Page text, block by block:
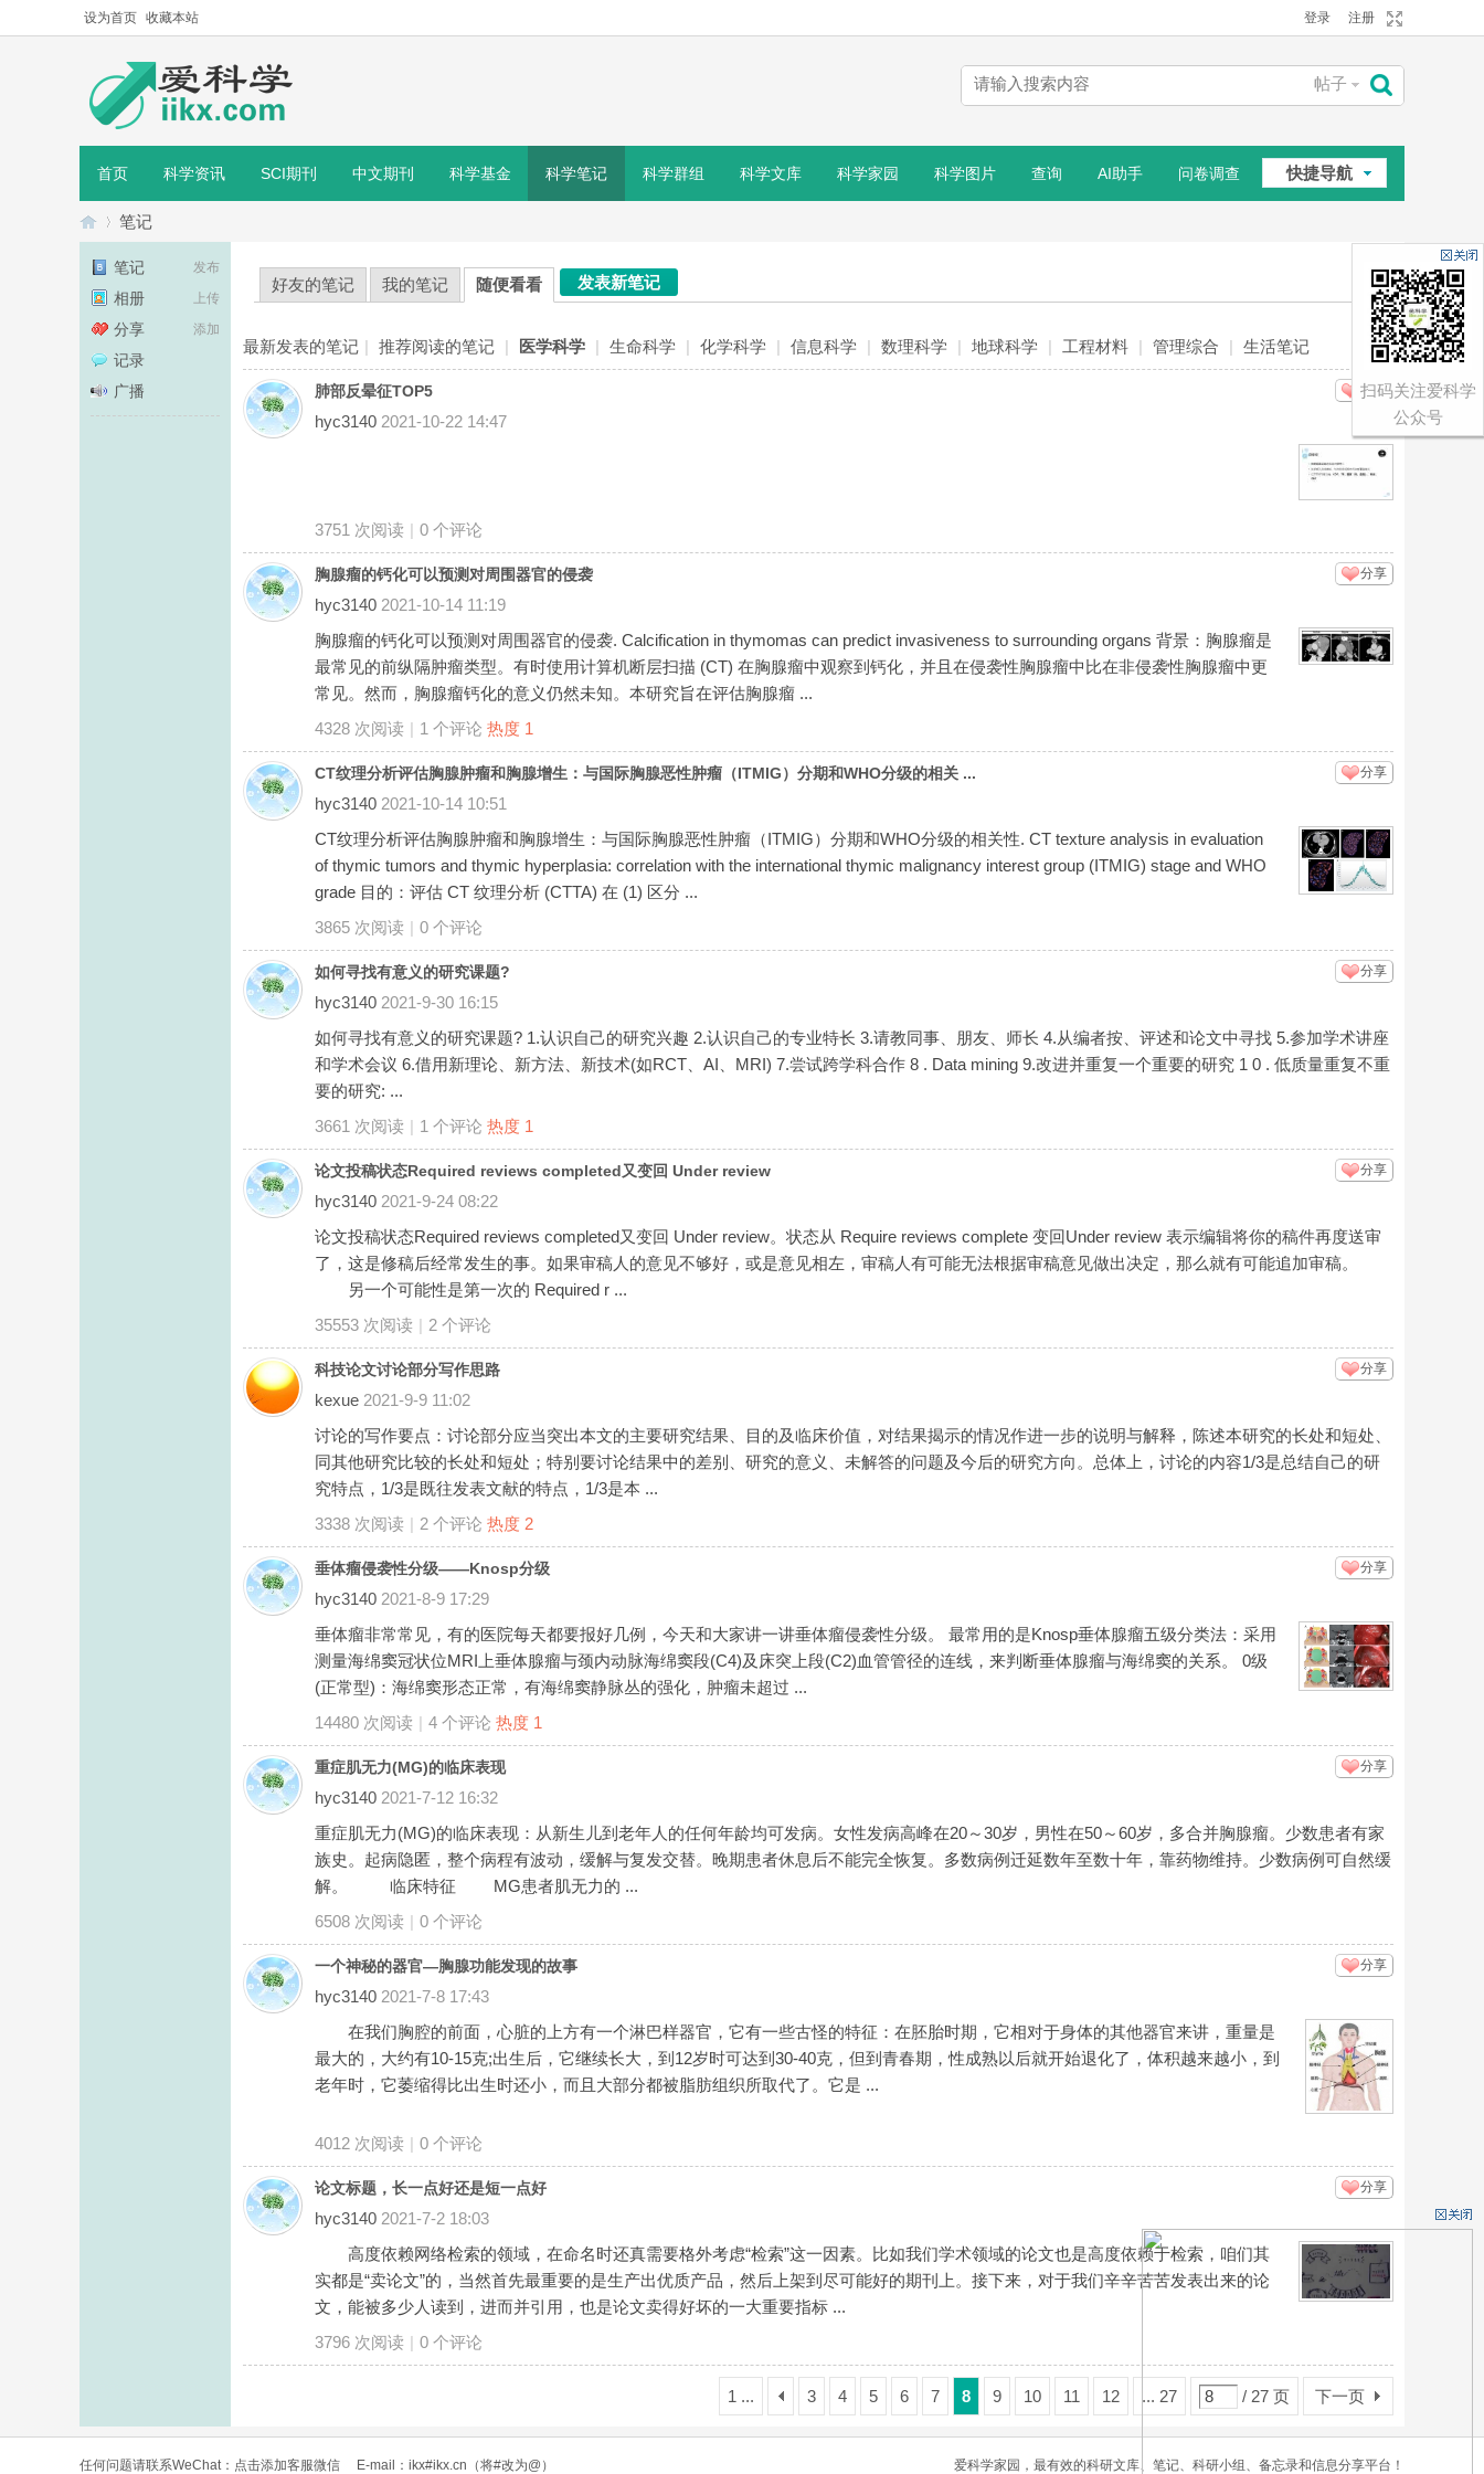
设为首页 收藏本站 登录 注册
帖子
快捷导航
首页 科学资讯 SCI期刊 中文期刊 科学基金 科学笔记 科学群组 科学文库 科学家园 科学图片 查询 AI助手 问卷调查
笔记
发布
笔记
上传
相册
添加
分享
记录
广播
好友的笔记 我的笔记 随便看看 发表新笔记
最新发表的笔记 | 推荐阅读的笔记 | 医学科学 | 生命科学 | 化学科学 | 信息科学 | 数理科学 | 地球科学 | 工程材料 | 管理综合 | 生活笔记
分享
肺部反晕征TOP5
hyc3140 2021-10-22 14:47
3751 次阅读 | 0 个评论
分享
胸腺瘤的钙化可以预测对周围器官的侵袭
hyc3140 2021-10-14 11:19
胸腺瘤的钙化可以预测对周围器官的侵袭. Calcification in thymomas can predict invasiveness to surrounding organs 背景：胸腺瘤是
最常见的前纵隔肿瘤类型。有时使用计算机断层扫描 (CT) 在胸腺瘤中观察到钙化，并且在侵袭性胸腺瘤中比在非侵袭性胸腺瘤中更
常见。然而，胸腺瘤钙化的意义仍然未知。本研究旨在评估胸腺瘤 ...
4328 次阅读 | 1 个评论 热度 1
分享
CT纹理分析评估胸腺肿瘤和胸腺增生：与国际胸腺恶性肿瘤（ITMIG）分期和WHO分级的相关 ...
hyc3140 2021-10-14 10:51
CT纹理分析评估胸腺肿瘤和胸腺增生：与国际胸腺恶性肿瘤（ITMIG）分期和WHO分级的相关性. CT texture analysis in evaluation
of thymic tumors and thymic hyperplasia: correlation with the international thymic malignancy interest group (ITMIG) stage and WHO
grade 目的：评估 CT 纹理分析 (CTTA) 在 (1) 区分 ...
3865 次阅读 | 0 个评论
分享
如何寻找有意义的研究课题?
hyc3140 2021-9-30 16:15
如何寻找有意义的研究课题? 1.认识自己的研究兴趣 2.认识自己的专业特长 3.请教同事、朋友、师长 4.从编者按、评述和论文中寻找 5.参加学术讲座
和学术会议 6.借用新理论、新方法、新技术(如RCT、AI、MRI) 7.尝试跨学科合作 8 . Data mining 9.改进并重复一个重要的研究 1 0 . 低质量重复不重
要的研究: ...
3661 次阅读 | 1 个评论 热度 1
分享
论文投稿状态Required reviews completed又变回 Under review
hyc3140 2021-9-24 08:22
论文投稿状态Required reviews completed又变回 Under review。状态从 Require reviews complete 变回Under review 表示编辑将你的稿件再度送审
了，这是修稿后经常发生的事。如果审稿人的意见不够好，或是意见相左，审稿人有可能无法根据审稿意见做出决定，那么就有可能追加审稿。
另一个可能性是第一次的 Required r ...
35553 次阅读 | 2 个评论
分享
科技论文讨论部分写作思路
kexue 2021-9-9 11:02
讨论的写作要点：讨论部分应当突出本文的主要研究结果、目的及临床价值，对结果揭示的情况作进一步的说明与解释，陈述本研究的长处和短处、
同其他研究比较的长处和短处；特别要讨论结果中的差别、研究的意义、未解答的问题及今后的研究方向。总体上，讨论的内容1/3是总结自己的研
究特点，1/3是既往发表文献的特点，1/3是本 ...
3338 次阅读 | 2 个评论 热度 2
分享
垂体瘤侵袭性分级——Knosp分级
hyc3140 2021-8-9 17:29
垂体瘤非常常见，有的医院每天都要报好几例，今天和大家讲一讲垂体瘤侵袭性分级。 最常用的是Knosp垂体腺瘤五级分类法：采用
测量海绵窦冠状位MRI上垂体腺瘤与颈内动脉海绵窦段(C4)及床突上段(C2)血管管径的连线，来判断垂体腺瘤与海绵窦的关系。 0级
(正常型)：海绵窦形态正常，有海绵窦静脉丛的强化，肿瘤未超过 ...
14480 次阅读 | 4 个评论 热度 1
分享
重症肌无力(MG)的临床表现
hyc3140 2021-7-12 16:32
重症肌无力(MG)的临床表现：从新生儿到老年人的任何年龄均可发病。女性发病高峰在20～30岁，男性在50～60岁，多合并胸腺瘤。少数患者有家
族史。起病隐匿，整个病程有波动，缓解与复发交替。晚期患者休息后不能完全恢复。多数病例迁延数年至数十年，靠药物维持。少数病例可自然缓
解。 临床特征 MG患者肌无力的 ...
6508 次阅读 | 0 个评论
分享
一个神秘的器官—胸腺功能发现的故事
hyc3140 2021-7-8 17:43
在我们胸腔的前面，心脏的上方有一个淋巴样器官，它有一些古怪的特征：在胚胎时期，它相对于身体的其他器官来讲，重量是
最大的，大约有10-15克;出生后，它继续长大，到12岁时可达到30-40克，但到青春期，性成熟以后就开始退化了，体积越来越小，到
老年时，它萎缩得比出生时还小，而且大部分都被脂肪组织所取代了。它是 ...
4012 次阅读 | 0 个评论
分享
论文标题，长一点好还是短一点好
hyc3140 2021-7-2 18:03
高度依赖网络检索的领域，在命名时还真需要格外考虑“检索”这一因素。比如我们学术领域的论文也是高度依赖于检索，咱们其
实都是“卖论文”的，当然首先最重要的是生产出优质产品，然后上架到尽可能好的期刊上。接下来，对于我们辛辛苦苦发表出来的论
文，能被多少人读到，进而并引用，也是论文卖得好坏的一大重要指标 ...
3796 次阅读 | 0 个评论
1 ... 3 4 5 6 7 8 9 10 11 12 ... 27 / 27 页 下一页
扫码关注爱科学
公众号
任何问题请联系WeChat： 点击添加客服微信 E-mail：ikx#ikx.cn（将#改为@） 爱科学家园，最有效的科研文库、笔记、科研小组、备忘录和信息分享平台！